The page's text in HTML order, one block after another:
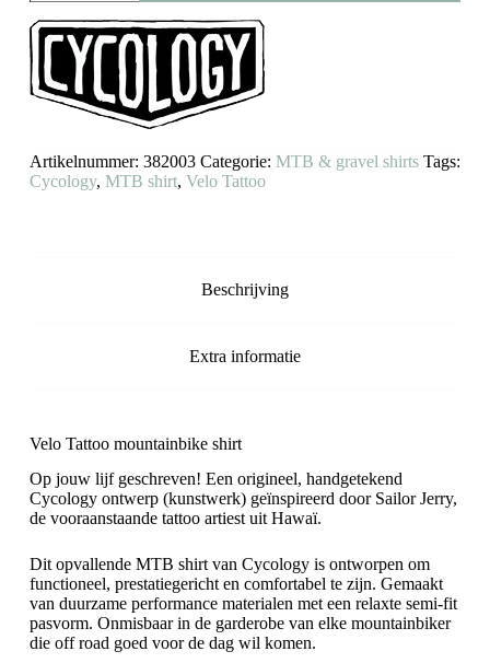
Velo
Tattoo
(lange
mouwen)
aantal
Artikelnummer: 382003 Categorie: MTB & gravel shirts Tags:
Cycology, MTB shirt, Velo Tattoo
Beschrijving
Extra informatie
Velo Tattoo mountainbike shirt
Op jouw lijf geschreven! Een origineel, handgetekend
Cycology ontwerp (kunstwerk) geïnspireerd door Sailor Jerry,
de vooraanstaande tattoo artiest uit Hawaï.
Dit opvallende MTB shirt van Cycology is ontworpen om
functioneel, prestatiegericht en comfortabel te zijn. Gemaakt
van duurzame performance materialen met een relaxte semi-fit
pasvorm. Onmisbaar in de garderobe van elke mountainbiker
die off road goed voor de dag wil komen.